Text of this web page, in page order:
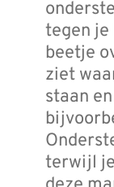
tegen je
beetje
ziet
staan
terwijl